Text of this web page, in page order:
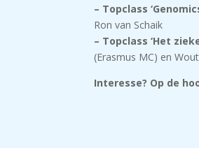
– Topclass
Ron van Schaik
– Topclass ‘Het
(Erasmus MC) en
Interesse? Op de